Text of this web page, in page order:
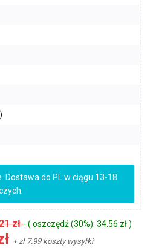
Dostawa do PL w ciągu 13-18
zł- ( oszczędź (30%): 34.56 zł )
+ zł 7.99 koszty wysyłki